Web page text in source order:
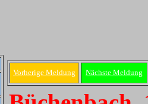
Vorherige Meldung Nächste Meldung